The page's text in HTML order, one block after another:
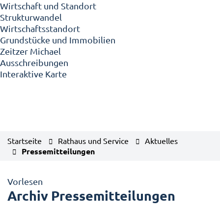
Wirtschaft und Standort
Strukturwandel
Wirtschaftsstandort
Grundstücke und Immobilien
Zeitzer Michael
Ausschreibungen
Interaktive Karte
Startseite Rathaus und Service Aktuelles
Pressemitteilungen
Vorlesen
Archiv Pressemitteilungen